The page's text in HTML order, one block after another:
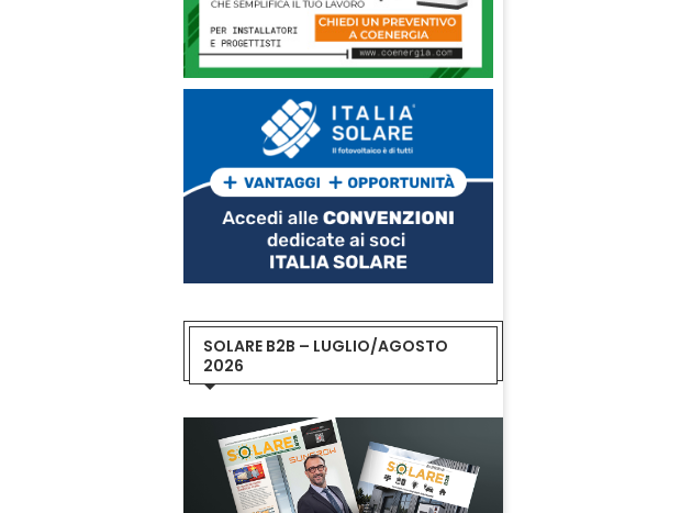
SOLARE B2B – LUGLIO/AGOSTO
2026